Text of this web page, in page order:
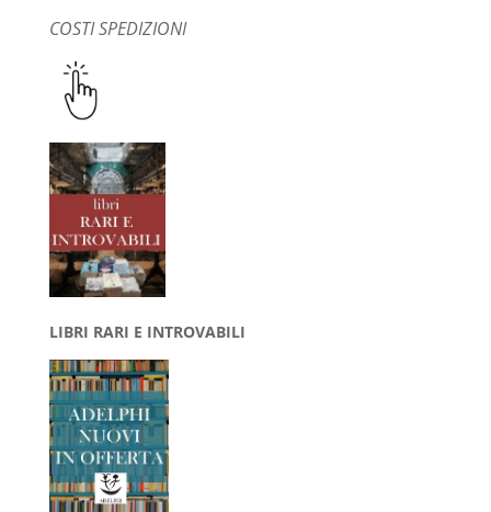
COSTI SPEDIZIONI
LIBRI RARI E INTROVABILI